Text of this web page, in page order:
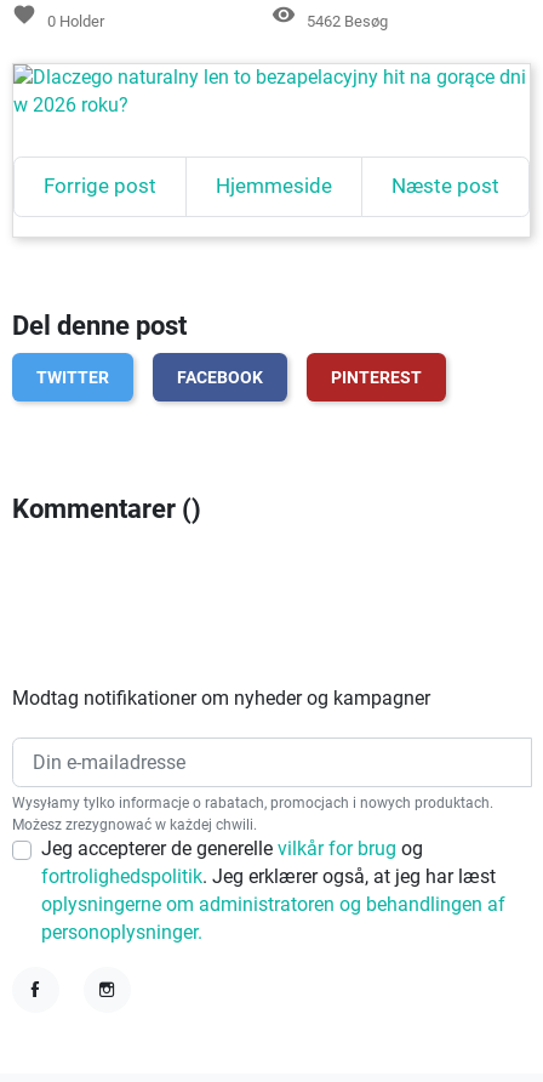
favorite 0 Holder remove_red_eye 5462 Besøg
Forrige post Hjemmeside Næste post
Del denne post
TWITTER FACEBOOK PINTEREST
Kommentarer ()
Modtag notifikationer om nyheder og kampagner
Wysyłamy tylko informacje o rabatach, promocjach i nowych produktach.
Możesz zrezygnować w każdej chwili.
Jeg accepterer de generelle vilkår for brug og
fortrolighedspolitik. Jeg erklærer også, at jeg har læst
oplysningerne om administratoren og behandlingen af
personoplysninger.